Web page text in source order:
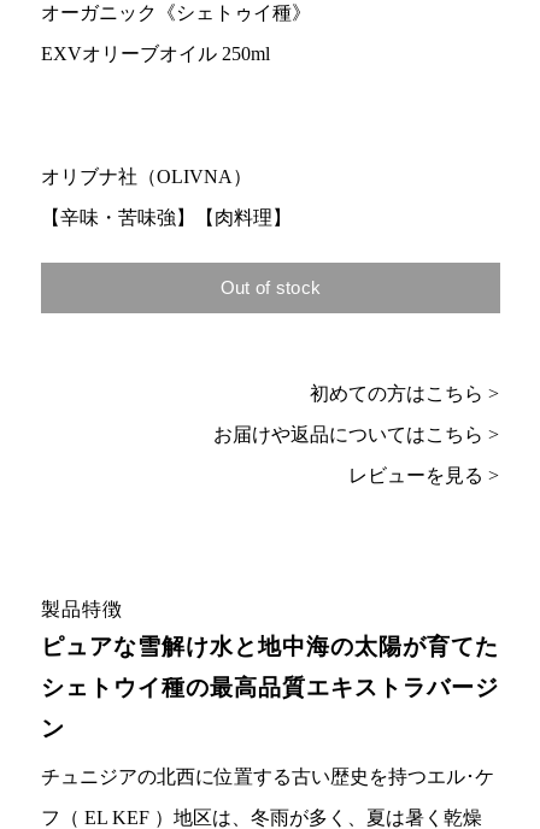
オーガニック《シェトゥイ種》
EXVオリーブオイル 250ml
オリブナ社（OLIVNA）
【辛味・苦味強】【肉料理】
初めての方はこちら >
お届けや返品についてはこちら >
レビューを見る >
製品特徴
ピュアな雪解け水と地中海の太陽が育てた
シェトウイ種の最高品質エキストラバージ
ン
チュニジアの北西に位置する古い歴史を持つエル･ケ
フ（ EL KEF ）地区は、冬雨が多く、夏は暑く乾燥